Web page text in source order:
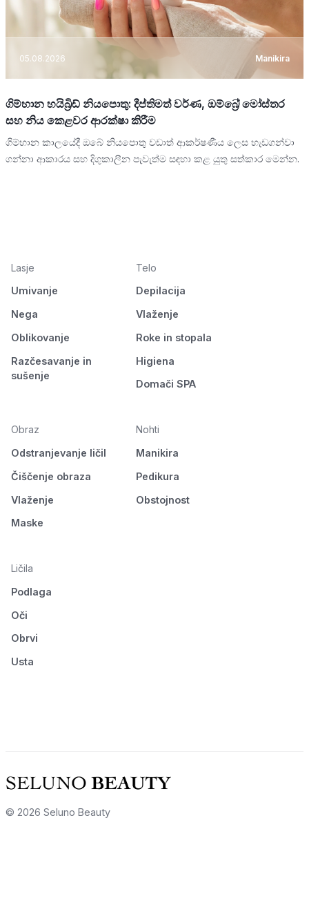
05.08.2026 Manikira
ගිම්හාන හයිබ්‍රිඩ් නියපොතු: දීප්තිමත් වර්ණ, ඔම්බ්‍රේ මෝස්තර
සහ නිය කෙළවර ආරක්ෂා කිරීම
ගිම්හාන කාලයේදී ඔබේ නියපොතු වඩාත් ආකර්ෂණීය ලෙස හැඩගන්වා
ගන්නා ආකාරය සහ දිගුකාලීන පැවැත්ම සඳහා කළ යුතු සත්කාර මෙන්න.
Lasje
Umivanje
Nega
Oblikovanje
Razčesavanje in
sušenje
Telo
Depilacija
Vlaženje
Roke in stopala
Higiena
Domači SPA
Obraz
Odstranjevanje ličil
Čiščenje obraza
Vlaženje
Maske
Nohti
Manikira
Pedikura
Obstojnost
Ličila
Podlaga
Oči
Obrvi
Usta
© 2026 Seluno Beauty